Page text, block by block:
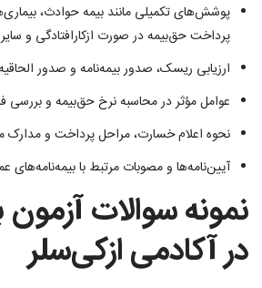
پوشش‌های تکمیلی مانند بیمه حوادث،
پرداخت حق‌بیمه در صورت ازکارافتادگی و
ارزیابی ریسک، صدور بیمه‌نامه و صدور
عوامل مؤثر در محاسبه نرخ حق‌بیمه و بررسی
نحوه اعلام خسارت، مراحل پرداخت و مدارک
آیین‌نامه‌ها و مصوبات مرتبط با بیمه‌نامه‌های
نمونه سوالات
در آکادمی ازکی‌سلر